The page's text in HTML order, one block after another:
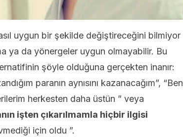
uygun bir şekilde değiştireceğini bilmiyor
ya da yönergeler uygun olmayabilir. Bu
şöyle olduğuna gerçekten inanır:
paranın aynısını kazanacağım”, “Ben
herkesten daha üstün ” veya
işten çıkarılmamla hiçbir ilgisi
için oldu ”.